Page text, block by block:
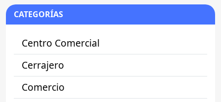
CATEGORÍAS
Centro Comercial
Cerrajero
Comercio